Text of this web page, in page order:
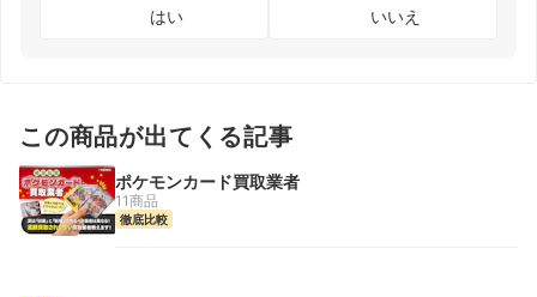
はい いいえ
この商品が出てくる記事
ポケモンカード買取業者
11商品
徹底比較